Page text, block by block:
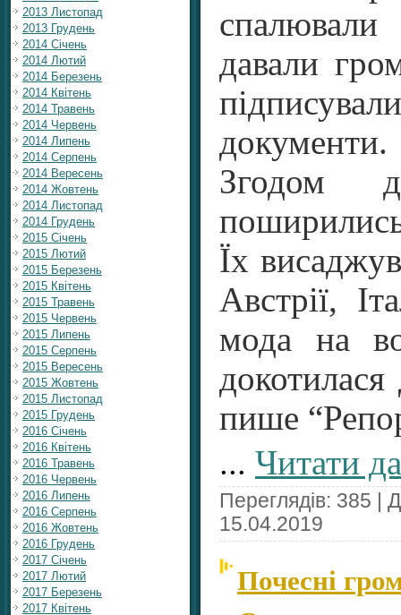
2013 Листопад
2013 Грудень
2014 Січень
2014 Лютий
2014 Березень
2014 Квітень
2014 Травень
2014 Червень
2014 Липень
2014 Серпень
2014 Вересень
2014 Жовтень
2014 Листопад
2014 Грудень
2015 Січень
2015 Лютий
2015 Березень
2015 Квітень
2015 Травень
2015 Червень
2015 Липень
2015 Серпень
2015 Вересень
2015 Жовтень
2015 Листопад
2015 Грудень
2016 Січень
2016 Квітень
2016 Травень
2016 Червень
2016 Липень
2016 Серпень
2016 Жовтень
2016 Грудень
2017 Січень
2017 Лютий
2017 Березень
2017 Квітень
спалювали
давали
документи.
Згодом
Їх
Австрії,
мода на
пише
... Читати
Переглядів: 385 |
15.04.2019
Почесні